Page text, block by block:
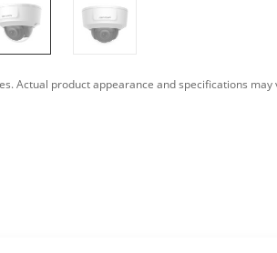
Actual product appearance and specifications may